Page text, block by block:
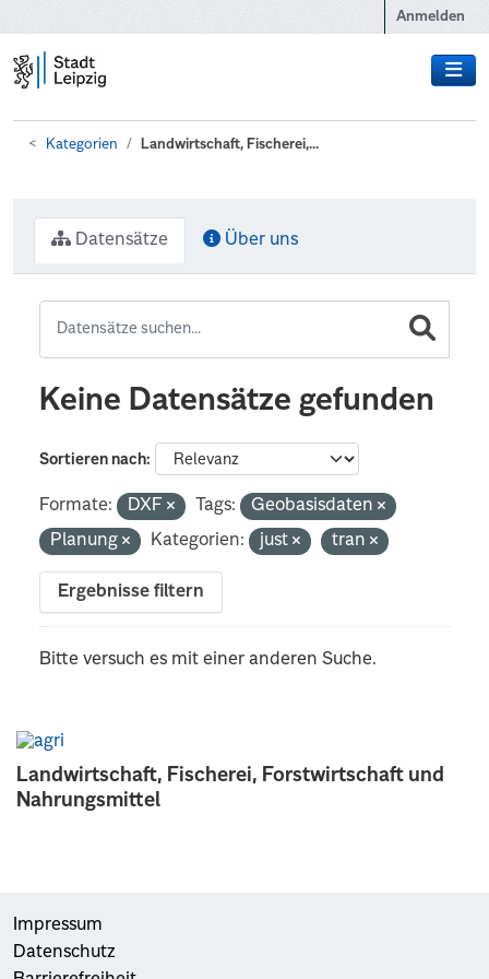
Anmelden
Kategorien Landwirtschaft, Fischerei,...
Landwirtschaft, Fischerei, Forstwirtschaft und
Nahrungsmittel
Datensätze Über uns
Keine Datensätze gefunden
Sortieren nach
Formate: DXF Tags:
Geobasisdaten
Planung
Kategorien: just tran
Ergebnisse filtern
Bitte versuch es mit einer anderen Suche.
Impressum
Datenschutz